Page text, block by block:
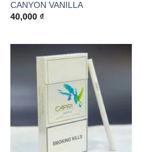
CANYON VANILLA
40,000 ₫